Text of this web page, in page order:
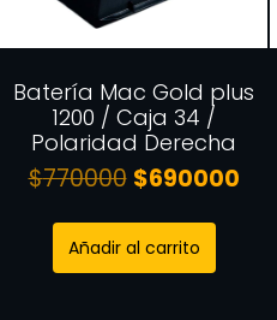
Batería Mac Gold plus
1200 / Caja 34 /
Polaridad Derecha
$770000 $690000
Añadir al carrito